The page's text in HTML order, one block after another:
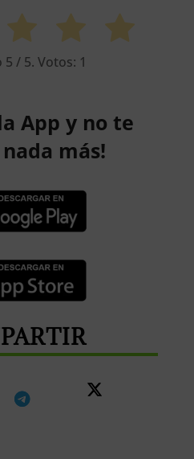
5 / 5. Votos: 1
App y no te
más!